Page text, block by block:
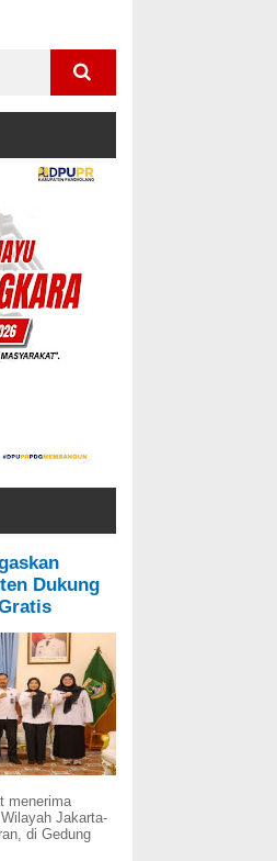
Dukung
menerima
Jakarta-
di Gedung